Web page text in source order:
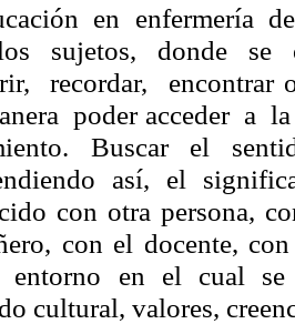
en enfermería
sujetos, donde se
recordar,
poder acceder a
Buscar el
así, el
con otra persona,
con el docente,
en el cual se
cultural, valores,